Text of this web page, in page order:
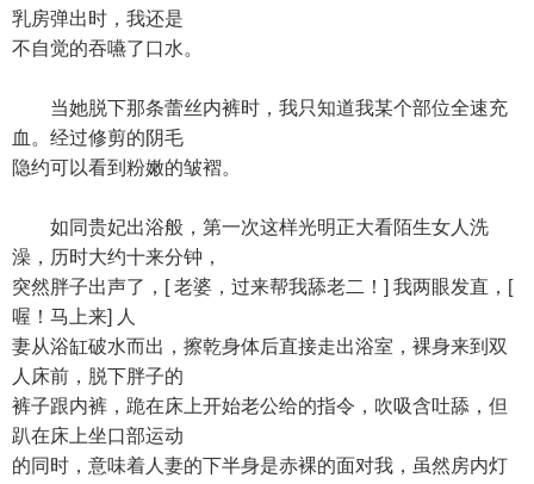
乳房弹出时，我还是
不自觉的吞嚥了口水。
当她脱下那条蕾丝内裤时，我只知道我某个部位全速充
血。经过修剪的阴毛
隐约可以看到粉嫩的皱褶。
如同贵妃出浴般，第一次这样光明正大看陌生女人洗
澡，历时大约十来分钟，
突然胖子出声了，[ 老婆，过来帮我舔老二！] 我两眼发直，[
喔！马上来] 人
妻从浴缸破水而出，擦乾身体后直接走出浴室，裸身来到双
人床前，脱下胖子的
裤子跟内裤，跪在床上开始老公给的指令，吹吸含吐舔，但
趴在床上坐口部运动
的同时，意味着人妻的下半身是赤裸的面对我，虽然房内灯